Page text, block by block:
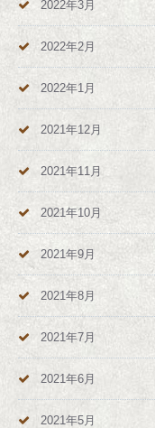
2022年3月
2022年2月
2022年1月
2021年12月
2021年11月
2021年10月
2021年9月
2021年8月
2021年7月
2021年6月
2021年5月